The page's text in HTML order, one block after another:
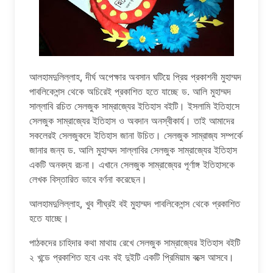
আলহামদুলিল্লাহ, দীর্ঘ অপেক্ষার অবসান ঘটিয়ে প্রিয় প্রকাশনী মুহাম্মদ
পাবলিকেশন্স থেকে অচিরেই প্রকাশিত হতে যাচ্ছে ড. আলি মুহাম্মদ
সাল্লাবি রচিত সেলজুক সাম্রাজ্যের ইতিহাস বইটি। ইসলামি ইতিহাসে
সেলজুক সাম্রাজ্যের ইতিহাস ও অবদান অনস্বীকার্য। তাই আমাদের
সকলেরই সেলজুকদে ইতিহাস জানা উচিত। সেলজুক সাম্রাজ্য সম্পর্কে
জানার জন্য ড. আলি মুহাম্মদ সাল্লাবির সেলজুক সাম্রাজ্যের ইতিহাস
একটি অনবদ্য রচনা। এখানে সেলজুক সাম্রাজ্যের পূর্ণাঙ্গ ইতিহাসকে
লেখক বিস্তারিত ভাবে বর্ণনা করেছেন।
আলহামদুলিল্লাহ, খুব শীঘ্রই বই মুহাম্মদ পাবলিকেশন্স থেকে প্রকাশিত
হতে যাচ্ছে।
পাঠকদের চাহিদার কথা মাথায় রেখে সেলজুক সাম্রাজ্যের ইতিহাস বইটি
২ খন্ডে প্রকাশিত হবে এবং বই দুইটি একটি প্রিমিয়াম বক্সে আসবে।